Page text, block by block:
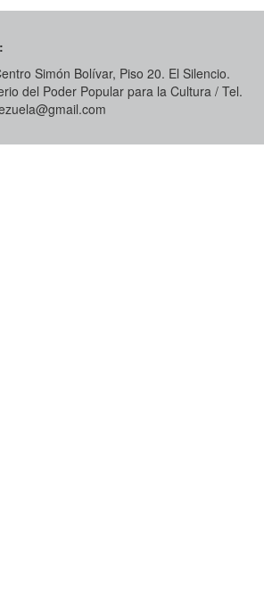
Simón Bolívar, Piso 20. El Silencio.
del Poder Popular para la Cultura / Tel.